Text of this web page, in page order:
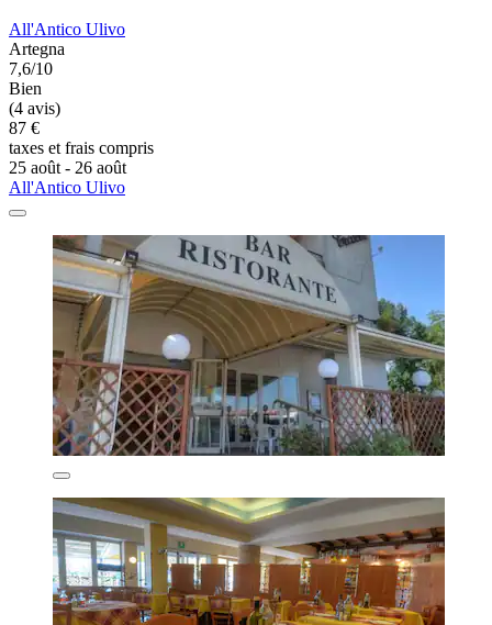
All'Antico Ulivo
Artegna
7,6/10
Bien
(4 avis)
87 €
taxes et frais compris
25 août - 26 août
All'Antico Ulivo